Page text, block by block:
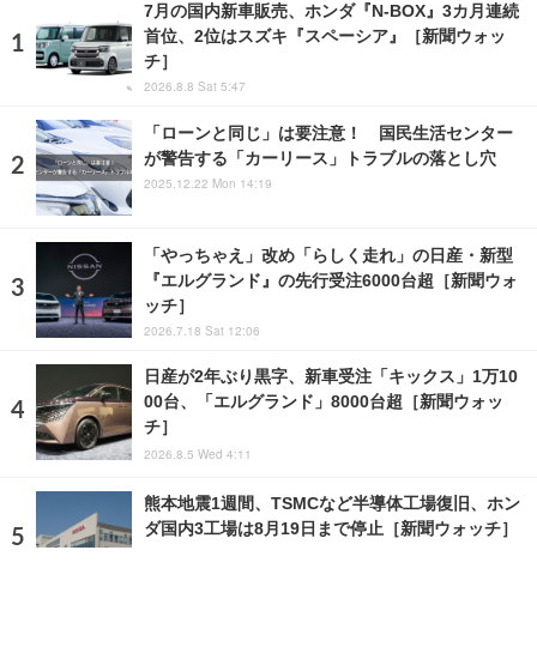
7月の国内新車販売、ホンダ『N-BOX』3カ月連続
首位、2位はスズキ『スペーシア』［新聞ウォッ
チ］
2026.8.8 Sat 5:47
「ローンと同じ」は要注意！ 国民生活センター
が警告する「カーリース」トラブルの落とし穴
2025.12.22 Mon 14:19
「やっちゃえ」改め「らしく走れ」の日産・新型
『エルグランド』の先行受注6000台超［新聞ウォ
ッチ］
2026.7.18 Sat 12:06
日産が2年ぶり黒字、新車受注「キックス」1万10
00台、「エルグランド」8000台超［新聞ウォッ
チ］
2026.8.5 Wed 4:11
熊本地震1週間、TSMCなど半導体工場復旧、ホン
ダ国内3工場は8月19日まで停止［新聞ウォッチ］